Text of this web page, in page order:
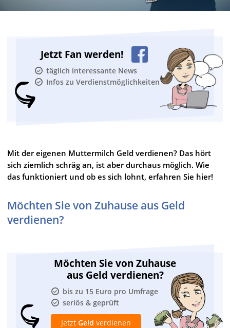
Jetzt Fan werden!
täglich interessante News
Infos zu Verdienstmöglichkeiten
Mit der eigenen Muttermilch Geld verdienen? Das hört
sich ziemlich schräg an, ist aber durchaus möglich. Wie
das funktioniert und ob es sich lohnt, erfahren Sie hier!
Möchten Sie von Zuhause aus Geld
verdienen?
Möchten Sie von Zuhause
aus Geld verdienen?
bis zu 15 Euro pro Umfrage
seriös & geprüft
Jetzt Geld verdienen